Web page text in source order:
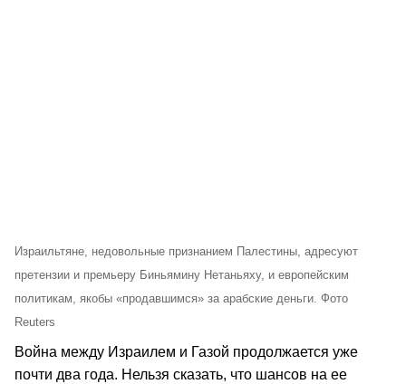
Израильтяне, недовольные признанием Палестины, адресуют
претензии и премьеру Биньямину Нетаньяху, и европейским
политикам, якобы «продавшимся» за арабские деньги. Фото
Reuters
Война между Израилем и Газой продолжается уже
почти два года. Нельзя сказать, что шансов на ее